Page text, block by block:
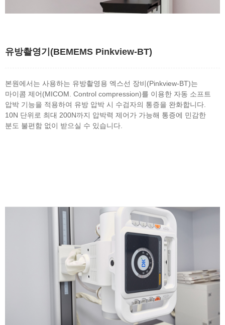
유방촬영기(BEMEMS Pinkview-BT)
본원에서는 사용하는 유방촬영용 엑스선 장비(Pinkview-BT)는
마이콤 제어(MICOM. Control compression)를 이용한 자동 소프트
압박 기능을 적용하여 유방 압박 시 수검자의 통증을 완화합니다.
10N 단위로 최대 200N까지 압박력 제어가 가능해 통증에 민감한
분도 불편함 없이 받으실 수 있습니다.